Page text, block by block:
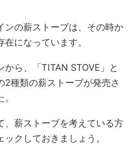
ンの薪ストーブは、その時か
になっています。
から、「TITAN STOVE」と
2種類の薪ストーブが発売さ
、薪ストーブを考えている方
クしておきましょう。